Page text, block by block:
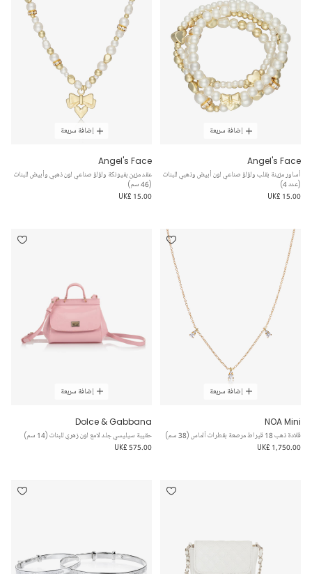
إضافة سريعة
Angel's Face
أساور مزينة بقلب ولؤلؤ صناعي لون أبيض وذهبي للبنات
(عدد 4)
UK£ 15.00
إضافة سريعة
Angel's Face
عقد مزين بفيونكة ولؤلؤ صناعي لون ذهبي وأبيض للبنات
(46 سم)
UK£ 15.00
إضافة سريعة
NOA Mini
قلادة ذهب 18 قيراط مرصعة بقطرات ألماس (38 سم)
UK£ 1,750.00
إضافة سريعة
Dolce & Gabbana
حقيبة سيليسي جلد لامع لون زهري للبنات (14 سم)
UK£ 575.00